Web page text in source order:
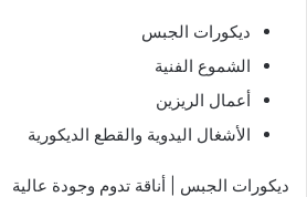
ديكورات الجبس
الشموع الفنية
أعمال الريزين
الأشغال اليدوية والقطع الديكورية
ديكورات الجبس | أناقة تدوم وجودة عالية